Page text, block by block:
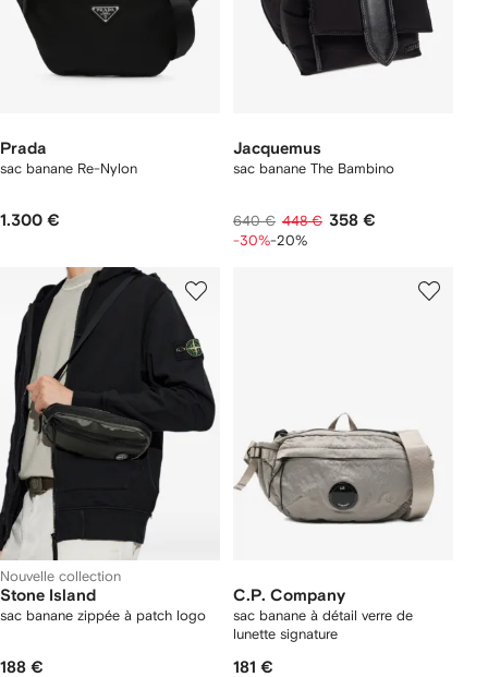
Prada
sac banane Re-Nylon
1.300 €
Jacquemus
sac banane The Bambino
640 € 448 € 358 €
-30%-20%
Nouvelle collection
Stone Island
sac banane zippée à patch logo
188 €
C.P. Company
sac banane à détail verre de
lunette signature
181 €